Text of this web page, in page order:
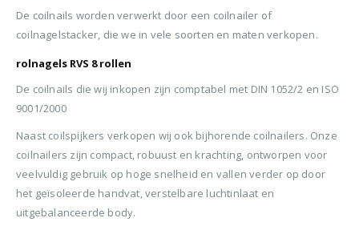
De coilnails worden verwerkt door een coilnailer of
coilnagelstacker, die we in vele soorten en maten verkopen.
rolnagels RVS 8 rollen
De coilnails die wij inkopen zijn comptabel met DIN 1052/2 en ISO
9001/2000
Naast coilspijkers verkopen wij ook bijhorende coilnailers. Onze
coilnailers zijn compact, robuust en krachting, ontworpen voor
veelvuldig gebruik op hoge snelheid en vallen verder op door
het geïsoleerde handvat, verstelbare luchtinlaat en
uitgebalanceerde body.
€ 79,95
BTW)
prijs
prijs